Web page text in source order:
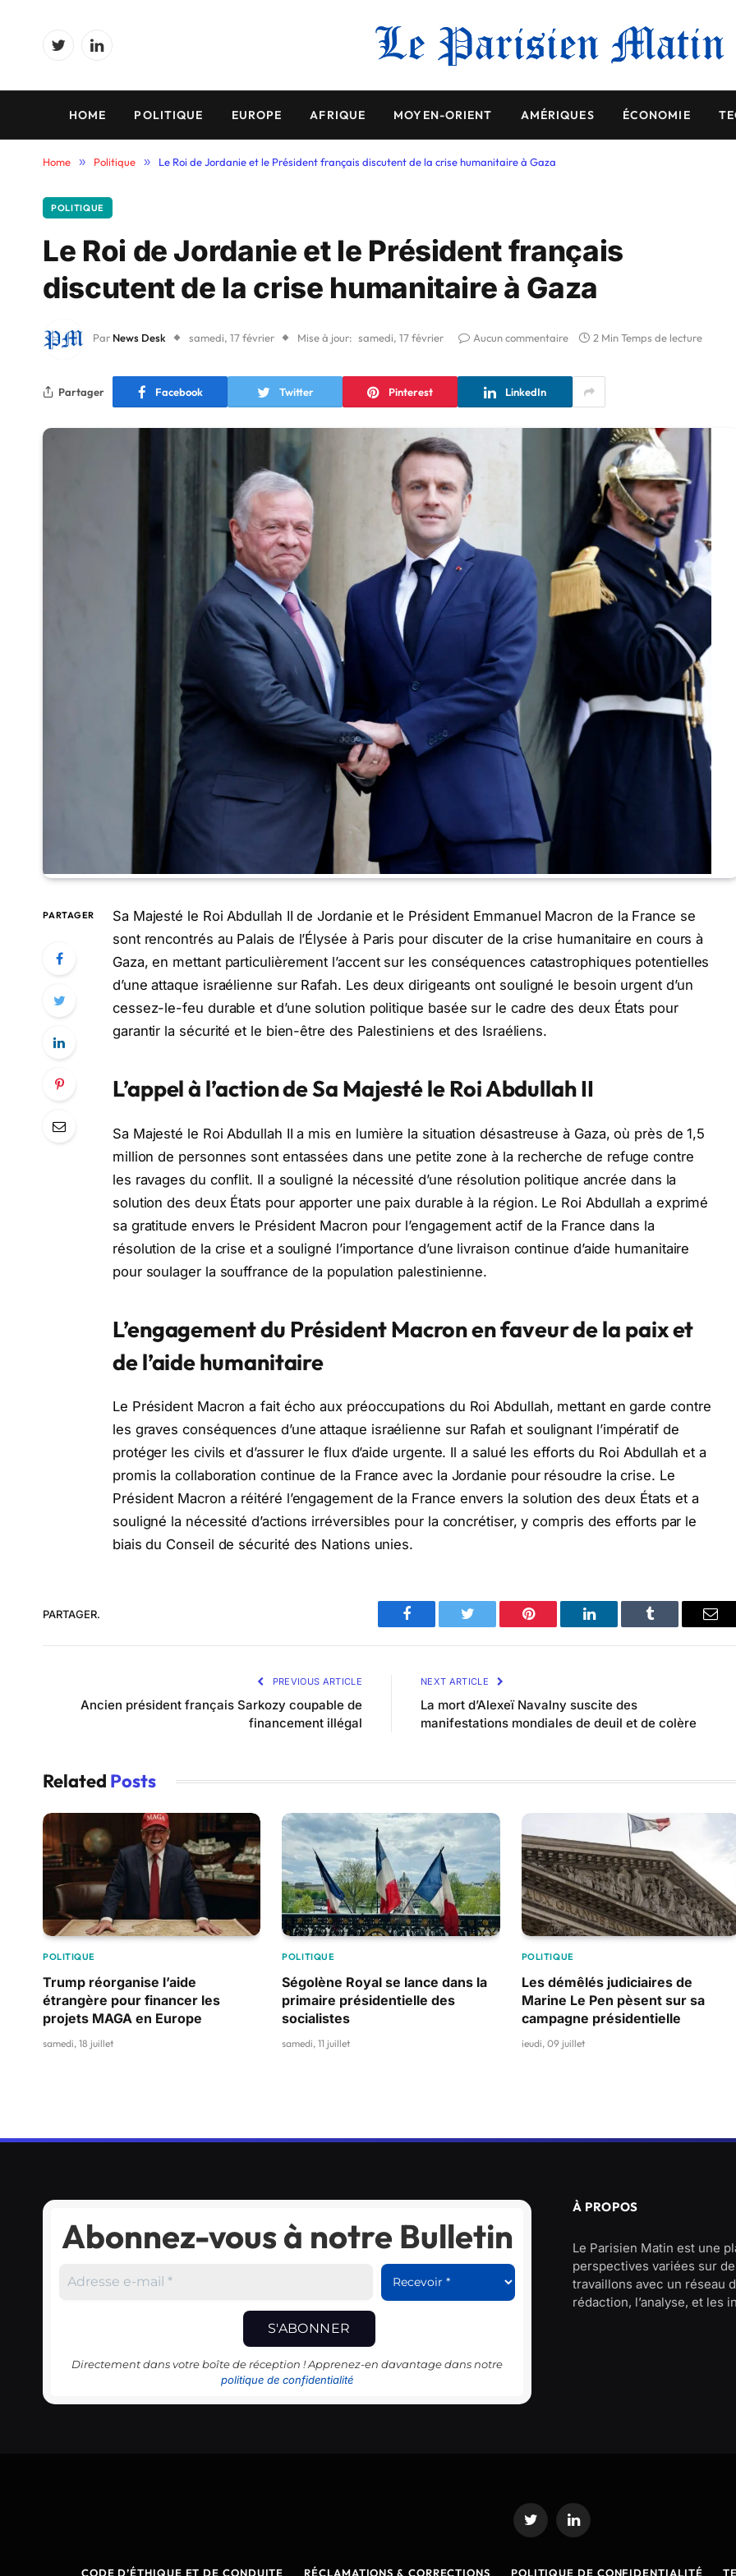
TwitterLinkedIn
HOME POLITIQUE EUROPE AFRIQUE MOYEN-ORIENT AMÉRIQUES ÉCONOMIE
Home » Politique » Le Roi de Jordanie et le Président français discutent de la crise humanitaire à Gaza
POLITIQUE
Le Roi de Jordanie et le Président français
discutent de la crise humanitaire à Gaza
Par News Desk samedi, 17 février Mise à jour: samedi, 17 février Aucun commentaire 2 Min Temps de lecture
Partager Facebook Twitter Pinterest LinkedIn
PARTAGER
Sa Majesté le Roi Abdullah II de Jordanie et le Président Emmanuel Macron de la France se
sont rencontrés au Palais de l’Élysée à Paris pour discuter de la crise humanitaire en cours à
Gaza, en mettant particulièrement l’accent sur les conséquences catastrophiques potentielles
d’une attaque israélienne sur Rafah. Les deux dirigeants ont souligné le besoin urgent d’un
cessez-le-feu durable et d’une solution politique basée sur le cadre des deux États pour
garantir la sécurité et le bien-être des Palestiniens et des Israéliens.
L’appel à l’action de Sa Majesté le Roi Abdullah II
Sa Majesté le Roi Abdullah II a mis en lumière la situation désastreuse à Gaza, où près de 1,5
million de personnes sont entassées dans une petite zone à la recherche de refuge contre
les ravages du conflit. Il a souligné la nécessité d’une résolution politique ancrée dans la
solution des deux États pour apporter une paix durable à la région. Le Roi Abdullah a exprimé
sa gratitude envers le Président Macron pour l’engagement actif de la France dans la
résolution de la crise et a souligné l’importance d’une livraison continue d’aide humanitaire
pour soulager la souffrance de la population palestinienne.
L’engagement du Président Macron en faveur de la paix et
de l’aide humanitaire
Le Président Macron a fait écho aux préoccupations du Roi Abdullah, mettant en garde contre
les graves conséquences d’une attaque israélienne sur Rafah et soulignant l’impératif de
protéger les civils et d’assurer le flux d’aide urgente. Il a salué les efforts du Roi Abdullah et a
promis la collaboration continue de la France avec la Jordanie pour résoudre la crise. Le
Président Macron a réitéré l’engagement de la France envers la solution des deux États et a
souligné la nécessité d’actions irréversibles pour la concrétiser, y compris des efforts par le
biais du Conseil de sécurité des Nations unies.
PARTAGER.
Facebook Twitter Pinterest LinkedIn Tumblr
PREVIOUS ARTICLE
Ancien président français Sarkozy coupable de
financement illégal
NEXT ARTICLE
La mort d’Alexeï Navalny suscite des
manifestations mondiales de deuil et de colère
Related Posts
POLITIQUE
Trump réorganise l’aide
étrangère pour financer les
projets MAGA en Europe
samedi, 18 juillet
POLITIQUE
Ségolène Royal se lance dans la
primaire présidentielle des
socialistes
samedi, 11 juillet
POLITIQUE
Les démêlés judiciaires de
Marine Le Pen pèsent sur sa
campagne présidentielle
jeudi, 09 juillet
Abonnez-vous à notre Bulletin
Directement dans votre boîte de réception ! Apprenez-en davantage dans notre
politique de confidentialité
À PROPOS
Le Parisien Matin est une
perspectives variées sur
travaillons avec un réseau
rédaction, l’analyse, et les
Twitter LinkedIn
CODE D’ÉTHIQUE ET DE CONDUITE RÉCLAMATIONS & CORRECTIONS POLITIQUE DE CONFIDENTIALITÉ